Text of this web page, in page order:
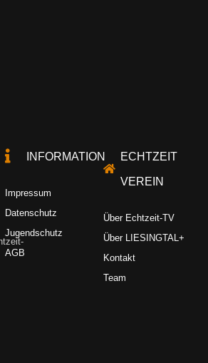
INFORMATION
Impressum
Datenschutz
Jugendschutz
AGB
ECHTZEIT
VEREIN
Über Echtzeit-TV
Über LIESINGTAL+
Kontakt
Team